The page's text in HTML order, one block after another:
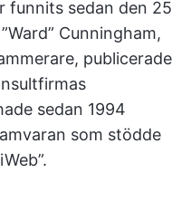
funnits sedan den 25
Cunningham,
publicerade
sedan 1994
som stödde